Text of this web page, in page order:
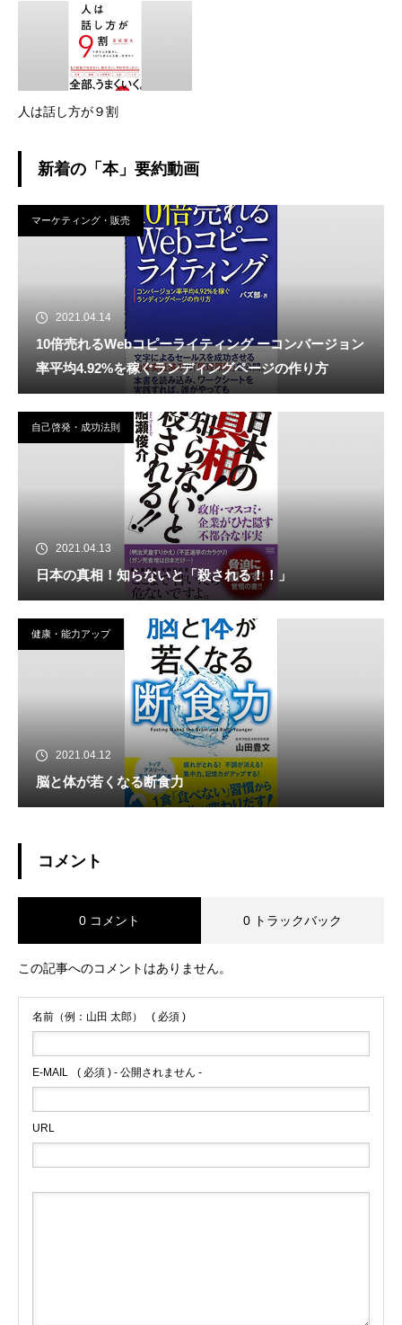
人は話し方が９割
新着の「本」要約動画
マーケティング・販売
2021.04.14
10倍売れるWebコピーライティング ーコンバージョン
率平均4.92%を稼ぐランディングページの作り方
自己啓発・成功法則
2021.04.13
日本の真相！知らないと「殺される！！」
健康・能力アップ
2021.04.12
脳と体が若くなる断食力
コメント
0 コメント 0 トラックバック
この記事へのコメントはありません。
名前（例：山田 太郎） ( 必須 )
E-MAIL ( 必須 ) - 公開されません -
URL